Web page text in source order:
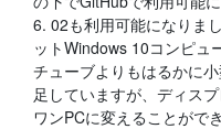
6. 02も利用可能になりま
ットWindows 10コンピュ
チューブよりもはるかに
足していますが、ディス
ワンPCに変えることがで